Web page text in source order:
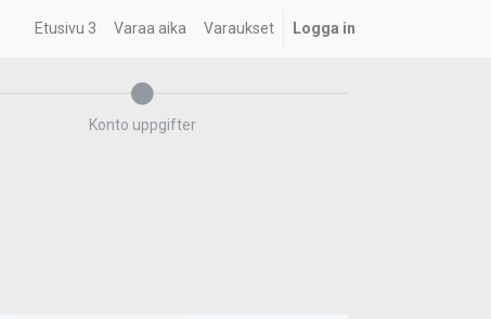
Etusivu 3 Varaa aika Varaukset Logga in
Konto uppgifter